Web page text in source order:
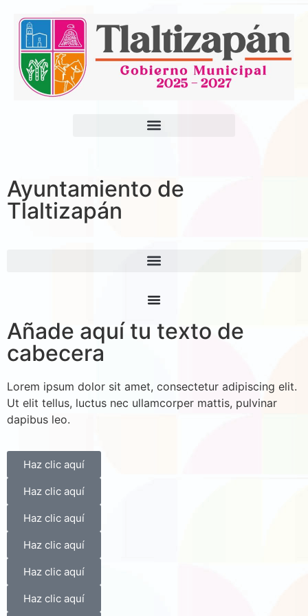
Ayuntamiento de
Tlaltizapán
Añade aquí tu texto de
cabecera
Lorem ipsum dolor sit amet, consectetur adipiscing elit.
Ut elit tellus, luctus nec ullamcorper mattis, pulvinar
dapibus leo.
Haz clic aquí
Haz clic aquí
Haz clic aquí
Haz clic aquí
Haz clic aquí
Haz clic aquí